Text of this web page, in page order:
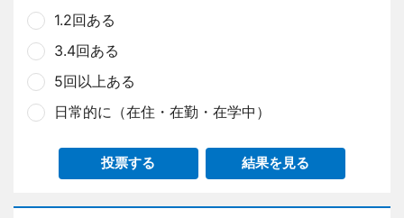
1.2回ある
3.4回ある
5回以上ある
日常的に（在住・在勤・在学中）
投票する 結果を見る